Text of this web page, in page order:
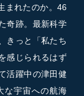
まれたのか。46
奇跡。最新科学
きっと「私たち
感じられるはず
活躍中の津田健
な宇宙への航海